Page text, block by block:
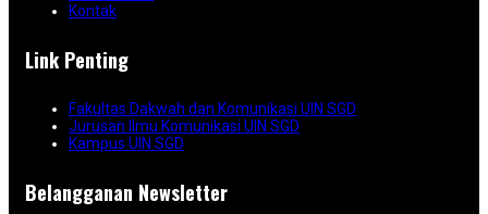
Kontak
Link Penting
Fakultas Dakwah dan Komunikasi UIN SGD
Jurusan Ilmu Komunikasi UIN SGD
Kampus UIN SGD
Belangganan Newsletter